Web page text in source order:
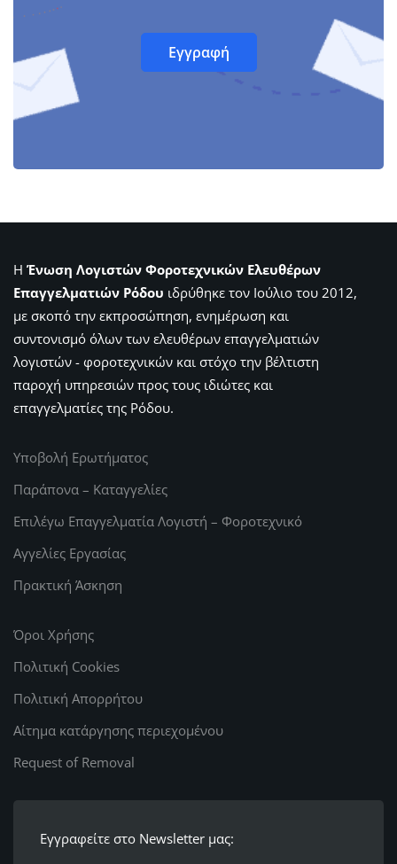
Η Ένωση Λογιστών Φοροτεχνικών Ελευθέρων
Επαγγελματιών Ρόδου ιδρύθηκε τον Ιούλιο του 2012,
με σκοπό την εκπροσώπηση, ενημέρωση και
συντονισμό όλων των ελευθέρων επαγγελματιών
λογιστών - φοροτεχνικών και στόχο την βέλτιστη
παροχή υπηρεσιών προς τους ιδιώτες και
επαγγελματίες της Ρόδου.
Υποβολή Ερωτήματος
Παράπονα – Καταγγελίες
Επιλέγω Επαγγελματία Λογιστή – Φοροτεχνικό
Αγγελίες Εργασίας
Πρακτική Άσκηση
Όροι Χρήσης
Πολιτική Cookies
Πολιτική Απορρήτου
Αίτημα κατάργησης περιεχομένου
Request of Removal
Εγγραφείτε στο Newsletter μας: